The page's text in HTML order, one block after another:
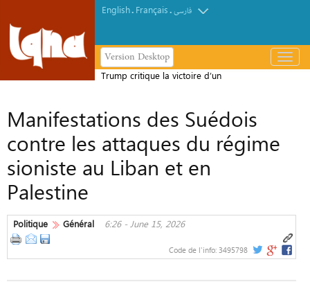
English. Français.فارسی
Version Desktop
باز
و
Trump critique la victoire d’un
primaire démocrate du Michigan
Manifestations des Suédois
contre les attaques du régime
sioniste au Liban et en
Palestine
Politique Général 6:26 - June 15, 2026
Code de l'info: 3495798